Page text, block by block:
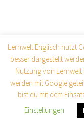
Lernwelt Englisch nutzt
besser dargestellt
Nutzung von
werden mit Google
bist du mit dem
Einstellungen